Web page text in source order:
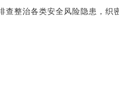
查整治各类安全风险隐患，织